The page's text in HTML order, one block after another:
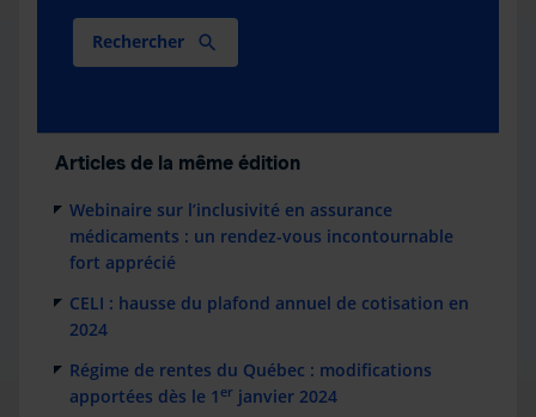
Rechercher
Articles de la même édition
Webinaire sur l’inclusivité en assurance
médicaments : un rendez-vous incontournable
fort apprécié
CELI : hausse du plafond annuel de cotisation en
2024
Régime de rentes du Québec : modifications
apportées dès le 1 er janvier 2024